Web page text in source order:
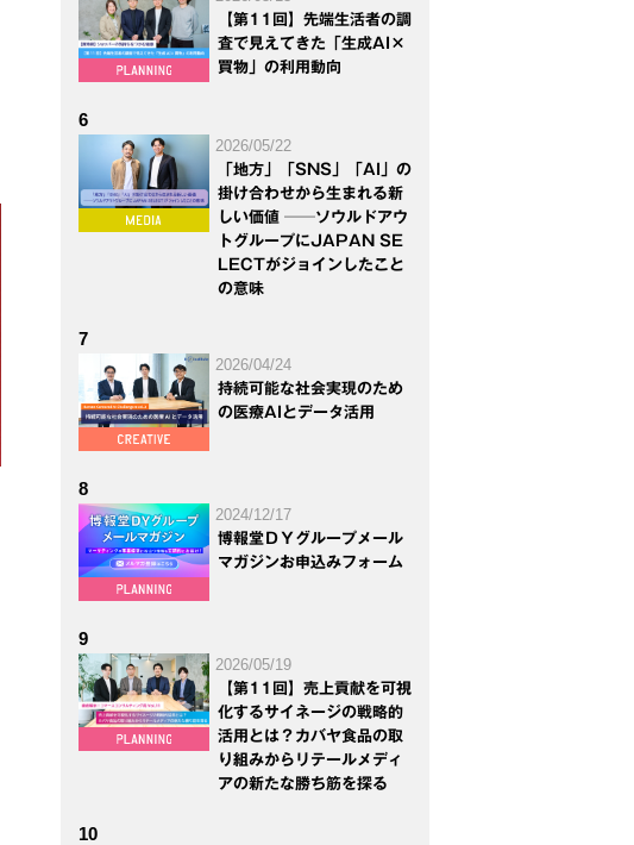
【第11回】先端生活者の調
査で見えてきた「生成AI×
買物」の利用動向
6
2026/05/22
「地方」「SNS」「AI」の
掛け合わせから生まれる新
しい価値 ──ソウルドアウ
トグループにJAPAN SE
LECTがジョインしたこと
の意味
7
2026/04/24
持続可能な社会実現のため
の医療AIとデータ活用
8
2024/12/17
博報堂ＤＹグループメール
マガジンお申込みフォーム
9
2026/05/19
【第11回】売上貢献を可視
化するサイネージの戦略的
活用とは？カバヤ食品の取
り組みからリテールメディ
アの新たな勝ち筋を探る
10